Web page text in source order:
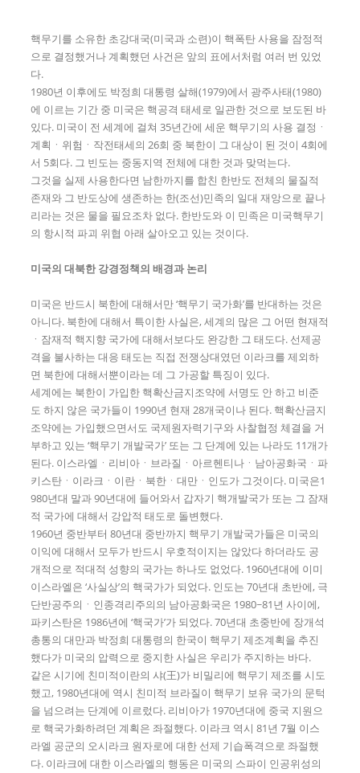
핵무기를 소유한 초강대국(미국과 소련)이 핵폭탄 사용을 잠정적
으로 결정했거나 계획했던 사건은 앞의 표에서처럼 여러 번 있었
다.
1980년 이후에도 박정희 대통령 살해(1979)에서 광주사태(1980)
에 이르는 기간 중 미국은 핵공격 태세로 일관한 것으로 보도된 바
있다. 미국이 전 세계에 걸쳐 35년간에 세운 핵무기의 사용 결정ㆍ
계획ㆍ위험ㆍ작전태세의 26회 중 북한이 그 대상이 된 것이 4회에
서 5회다. 그 빈도는 중동지역 전체에 대한 것과 맞먹는다.
그것을 실제 사용한다면 남한까지를 합친 한반도 전체의 물질적
존재와 그 반도상에 생존하는 한(조선)민족의 일대 재앙으로 끝나
리라는 것은 물을 필요조차 없다. 한반도와 이 민족은 미국핵무기
의 항시적 파괴 위협 아래 살아오고 있는 것이다.
미국의 대북한 강경정책의 배경과 논리
미국은 반드시 북한에 대해서만 ‘핵무기 국가화’를 반대하는 것은
아니다. 북한에 대해서 특이한 사실은, 세계의 많은 그 어떤 현재적
ㆍ잠재적 핵지향 국가에 대해서보다도 완강한 그 태도다. 선제공
격을 불사하는 대응 태도는 직접 전쟁상대였던 이라크를 제외하
면 북한에 대해서뿐이라는 데 그 가공할 특징이 있다.
세계에는 북한이 가입한 핵확산금지조약에 서명도 안 하고 비준
도 하지 않은 국가들이 1990년 현재 28개국이나 된다. 핵확산금지
조약에는 가입했으면서도 국제원자력기구와 사찰협정 체결을 거
부하고 있는 ‘핵무기 개발국가’ 또는 그 단계에 있는 나라도 11개가
된다. 이스라엘ㆍ리비아ㆍ브라질ㆍ아르헨티나ㆍ남아공화국ㆍ파
키스탄ㆍ이라크ㆍ이란ㆍ북한ㆍ대만ㆍ인도가 그것이다. 미국은1
980년대 말과 90년대에 들어와서 갑자기 핵개발국가 또는 그 잠재
적 국가에 대해서 강압적 태도로 돌변했다.
1960년 중반부터 80년대 중반까지 핵무기 개발국가들은 미국의
이익에 대해서 모두가 반드시 우호적이지는 않았다 하더라도 공
개적으로 적대적 성향의 국가는 하나도 없었다. 1960년대에 이미
이스라엘은 ‘사실상’의 핵국가가 되었다. 인도는 70년대 초반에, 극
단반공주의ㆍ인종격리주의의 남아공화국은 1980~81년 사이에,
파키스탄은 1986년에 ‘핵국가’가 되었다. 70년대 초중반에 장개석
총통의 대만과 박정희 대통령의 한국이 핵무기 제조계획을 추진
했다가 미국의 압력으로 중지한 사실은 우리가 주지하는 바다.
같은 시기에 친미적이란의 샤(王)가 비밀리에 핵무기 제조를 시도
했고, 1980년대에 역시 친미적 브라질이 핵무기 보유 국가의 문턱
을 넘으려는 단계에 이르렀다. 리비아가 1970년대에 중국 지원으
로 핵국가화하려던 계획은 좌절했다. 이라크 역시 81년 7월 이스
라엘 공군의 오시라크 원자로에 대한 선제 기습폭격으로 좌절했
다. 이라크에 대한 이스라엘의 행동은 미국의 스파이 인공위성의